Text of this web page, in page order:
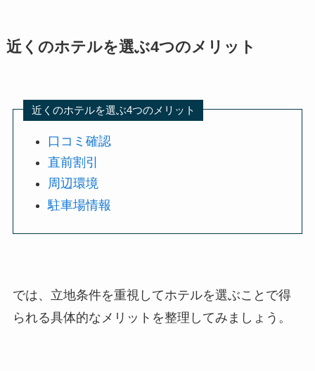
近くのホテルを選ぶ4つのメリット
近くのホテルを選ぶ4つのメリット
口コミ確認
直前割引
周辺環境
駐車場情報
では、立地条件を重視してホテルを選ぶことで得
られる具体的なメリットを整理してみましょう。